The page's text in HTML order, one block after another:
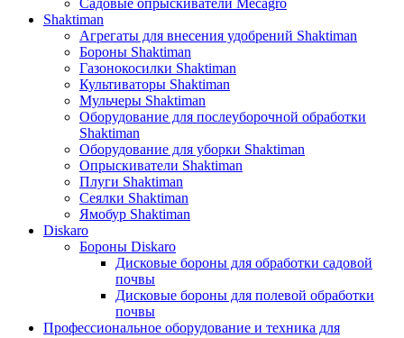
Shaktiman
Агрегаты для внесения удобрений Shaktiman
Бороны Shaktiman
Газонокосилки Shaktiman
Культиваторы Shaktiman
Мульчеры Shaktiman
Оборудование для послеуборочной обработки
Shaktiman
Оборудование для уборки Shaktiman
Опрыскиватели Shaktiman
Плуги Shaktiman
Сеялки Shaktiman
Ямобур Shaktiman
Diskaro
Бороны Diskaro
Дисковые бороны для обработки садовой
почвы
Дисковые бороны для полевой обработки
почвы
Профессиональное оборудование и техника для